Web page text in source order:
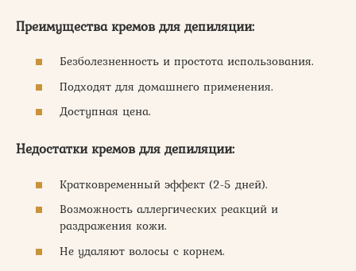
Преимущества кремов для депиляции:
Безболезненность и простота использования.
Подходят для домашнего применения.
Доступная цена.
Недостатки кремов для депиляции:
Кратковременный эффект (2-5 дней).
Возможность аллергических реакций и
раздражения кожи.
Не удаляют волосы с корнем.